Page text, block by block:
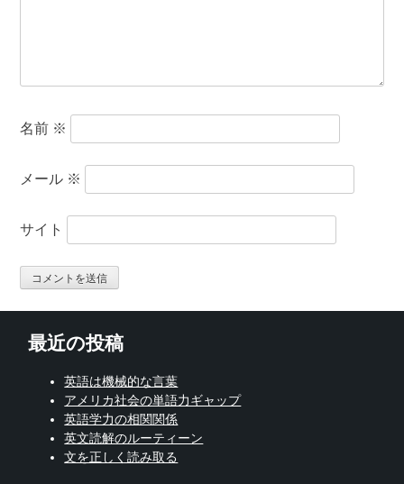
名前 ※
メール ※
サイト
最近の投稿
英語は機械的な言葉
アメリカ社会の単語力ギャップ
英語学力の相関関係
英文読解のルーティーン
文を正しく読み取る